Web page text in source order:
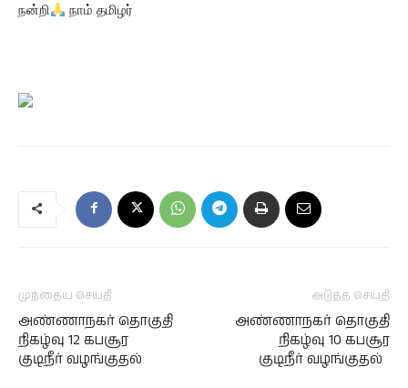
நன்றி
நாம் தமிழர்
முந்தைய செய்தி
அண்ணாநகர் தொகுதி
நிகழ்வு 12 கபசூர
குடிநீர் வழங்குதல்
அடுத்த செய்தி
அண்ணாநகர் தொகுதி
நிகழ்வு 10 கபசூர
குடிநீர் வழங்குதல்